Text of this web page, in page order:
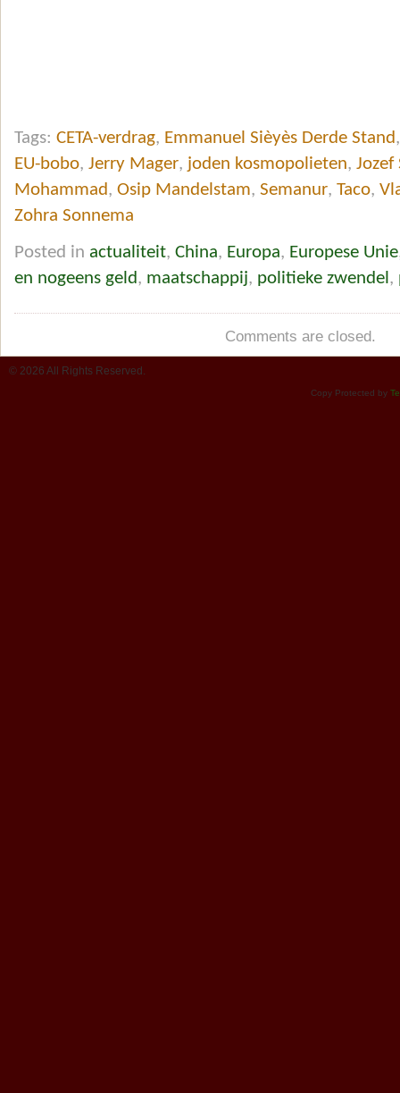
Tags: CETA-verdrag, Emmanuel Sièyès Derde Stand
EU-bobo, Jerry Mager, joden kosmopolieten, Jozef
Mohammad, Osip Mandelstam, Semanur, Taco,
Zohra Sonnema
Posted in actualiteit, China, Europa, Europese Unie
en nogeens geld, maatschappij, politieke zwendel ,
Comments are closed.
© 2026 All Rights Reserved.
Copy Protected by